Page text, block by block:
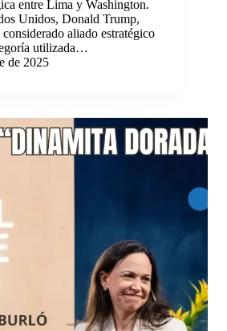
entre Lima y Washington.
Unidos, Donald Trump,
aliado estratégico
utilizada…
de 2025